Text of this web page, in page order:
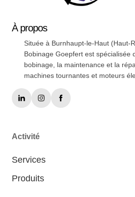
Àpropos
Située à Burnhaupt-le-Haut (Haut-
Bobinage Goepfert est spécialisée
bobinage, la maintenance et la
machines tournantes et moteurs
Activité
Services
Produits